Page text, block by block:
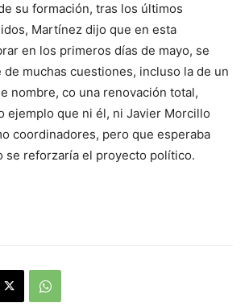
su formación, tras los últimos
Martínez dijo que en esta
en los primeros días de mayo, se
de muchas cuestiones, incluso la de un
nombre, co una renovación total,
ejemplo que ni él, ni Javier Morcillo
coordinadores, pero que esperaba
se reforzaría el proyecto político.